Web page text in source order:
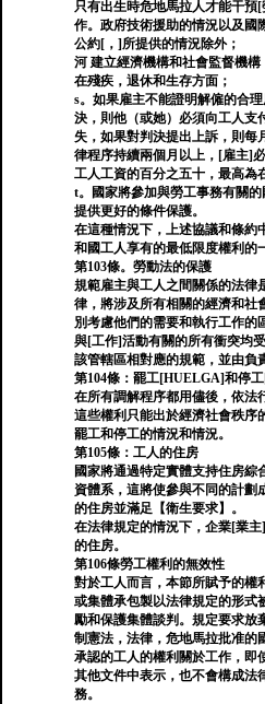
只有出生時危地馬拉人才能干
作。政府技術援助的情況以及國
公約[，]所提供的情況除外；
河 建立經濟機構和社會監督機
在殘疾，退休和生存方面；
s。如果雇主不能證明解僱的合
決，則他（或她）必須向工人支
失，如果對判決提出上訴，則每
律程序持續兩個月以上，[雇主]
工人工資的百分之五十，最高為
t。國家將參加與勞工事務有關
提供更好的條件保護。
在這種情況下，上述協議和條約
和國工人享有的最低限度權利的
第103條。勞動法的保護
規範雇主與工人之間關係的法律
律，將涉及所有相關的經濟和社
別考慮他們的需要和執行工作的
與[工作]活動有關的所有衝突均
該管轄區相對應的規範，並由負
第104條：罷工[HUELGA]和停
在所有調解程序都用儘後，依法
這些權利只能出於經濟社會秩序
罷工和停工的情況和情況。
第105條：工人的住房
國家將通過特定實體支持住房
資體系，這將使參與不同的計劃
的住房並滿足【衛生要求】。
在法律規定的情況下，企業[業
的住房。
第106條勞工權利的無效性
對於工人而言，本節所賦予的權
或集體承包製以法律規定的形式
勵和保護集體談判。規定要求放
制憲法，法律，危地馬拉批准的
承認的工人的權利關於工作，即
其他文件中表示，也不會構成法
務。